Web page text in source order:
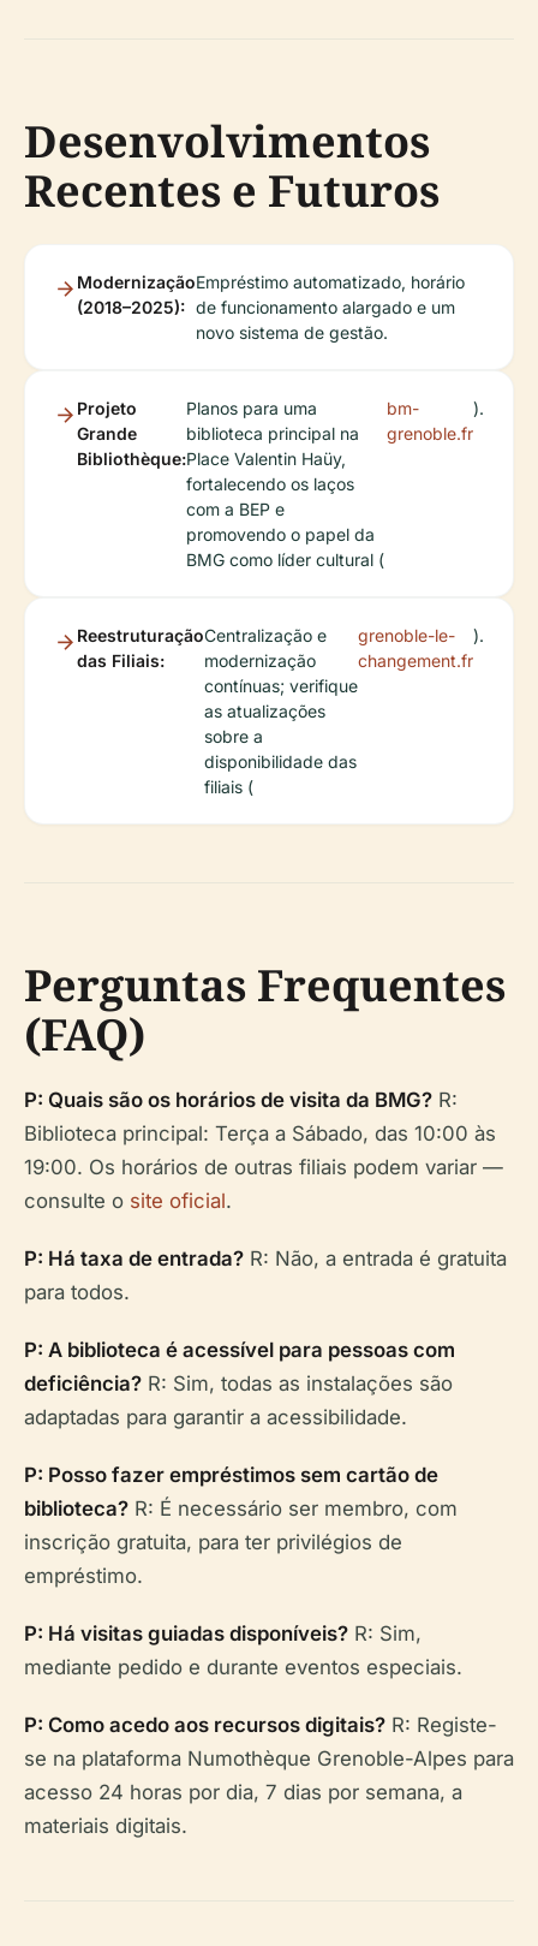
Desenvolvimentos
Recentes e Futuros
Modernização
(2018–2025):
Empréstimo automatizado, horário
de funcionamento alargado e um
novo sistema de gestão.
Projeto
Grande
Bibliothèque:
Planos para uma
biblioteca principal na
Place Valentin Haüy,
fortalecendo os laços
com a BEP e
promovendo o papel da
BMG como líder cultural (
bm-
grenoble.fr
).
Reestruturação
das Filiais:
Centralização e
modernização
contínuas; verifique
as atualizações
sobre a
disponibilidade das
filiais (
grenoble-le-
changement.fr
).
Perguntas Frequentes
(FAQ)
P: Quais são os horários de visita da BMG? R:
Biblioteca principal: Terça a Sábado, das 10:00 às
19:00. Os horários de outras filiais podem variar —
consulte o site oficial.
P: Há taxa de entrada? R: Não, a entrada é gratuita
para todos.
P: A biblioteca é acessível para pessoas com
deficiência? R: Sim, todas as instalações são
adaptadas para garantir a acessibilidade.
P: Posso fazer empréstimos sem cartão de
biblioteca? R: É necessário ser membro, com
inscrição gratuita, para ter privilégios de
empréstimo.
P: Há visitas guiadas disponíveis? R: Sim,
mediante pedido e durante eventos especiais.
P: Como acedo aos recursos digitais? R: Registe-
se na plataforma Numothèque Grenoble-Alpes para
acesso 24 horas por dia, 7 dias por semana, a
materiais digitais.